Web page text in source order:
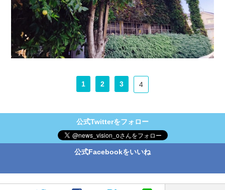
1 2 3 4
公式Twitterをフォロー
公式Facebookをいいね